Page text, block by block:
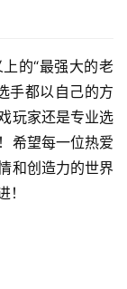
的“最强大的老
手都以自己的方
玩家还是专业选
希望每一位热爱
和创造力的世界